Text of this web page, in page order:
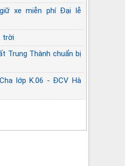
xe miễn phí Đại lễ
trời
Trung Thành chuẩn bị
lớp K.06 - ĐCV Hà